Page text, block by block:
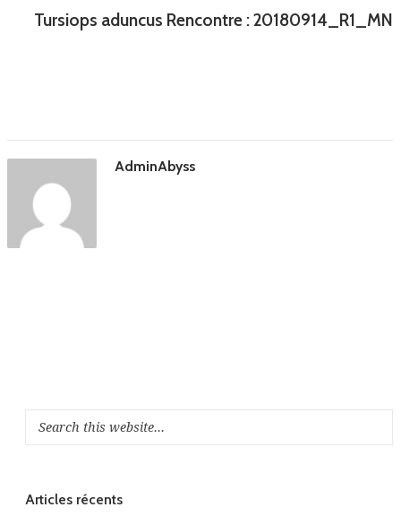
Tursiops aduncus Rencontre : 20180914_R1_MN
AdminAbyss
Articles récents